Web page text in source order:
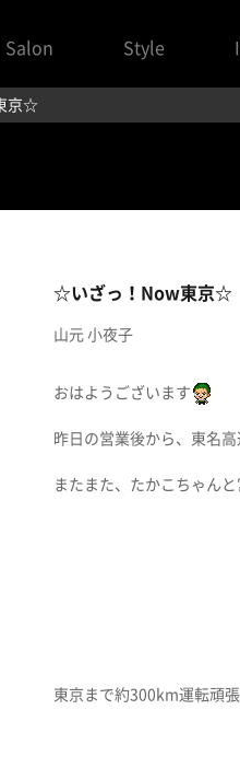
Salon Style
京☆
☆いざっ！Now東京☆
山元 小夜子
おはようございます
昨日の営業後から、東名
またまた、たかこちゃん
東京まで約300km運転頑